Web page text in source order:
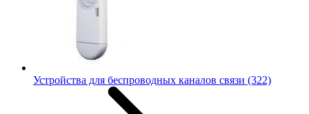
Устройства для беспроводных каналов связи (322)